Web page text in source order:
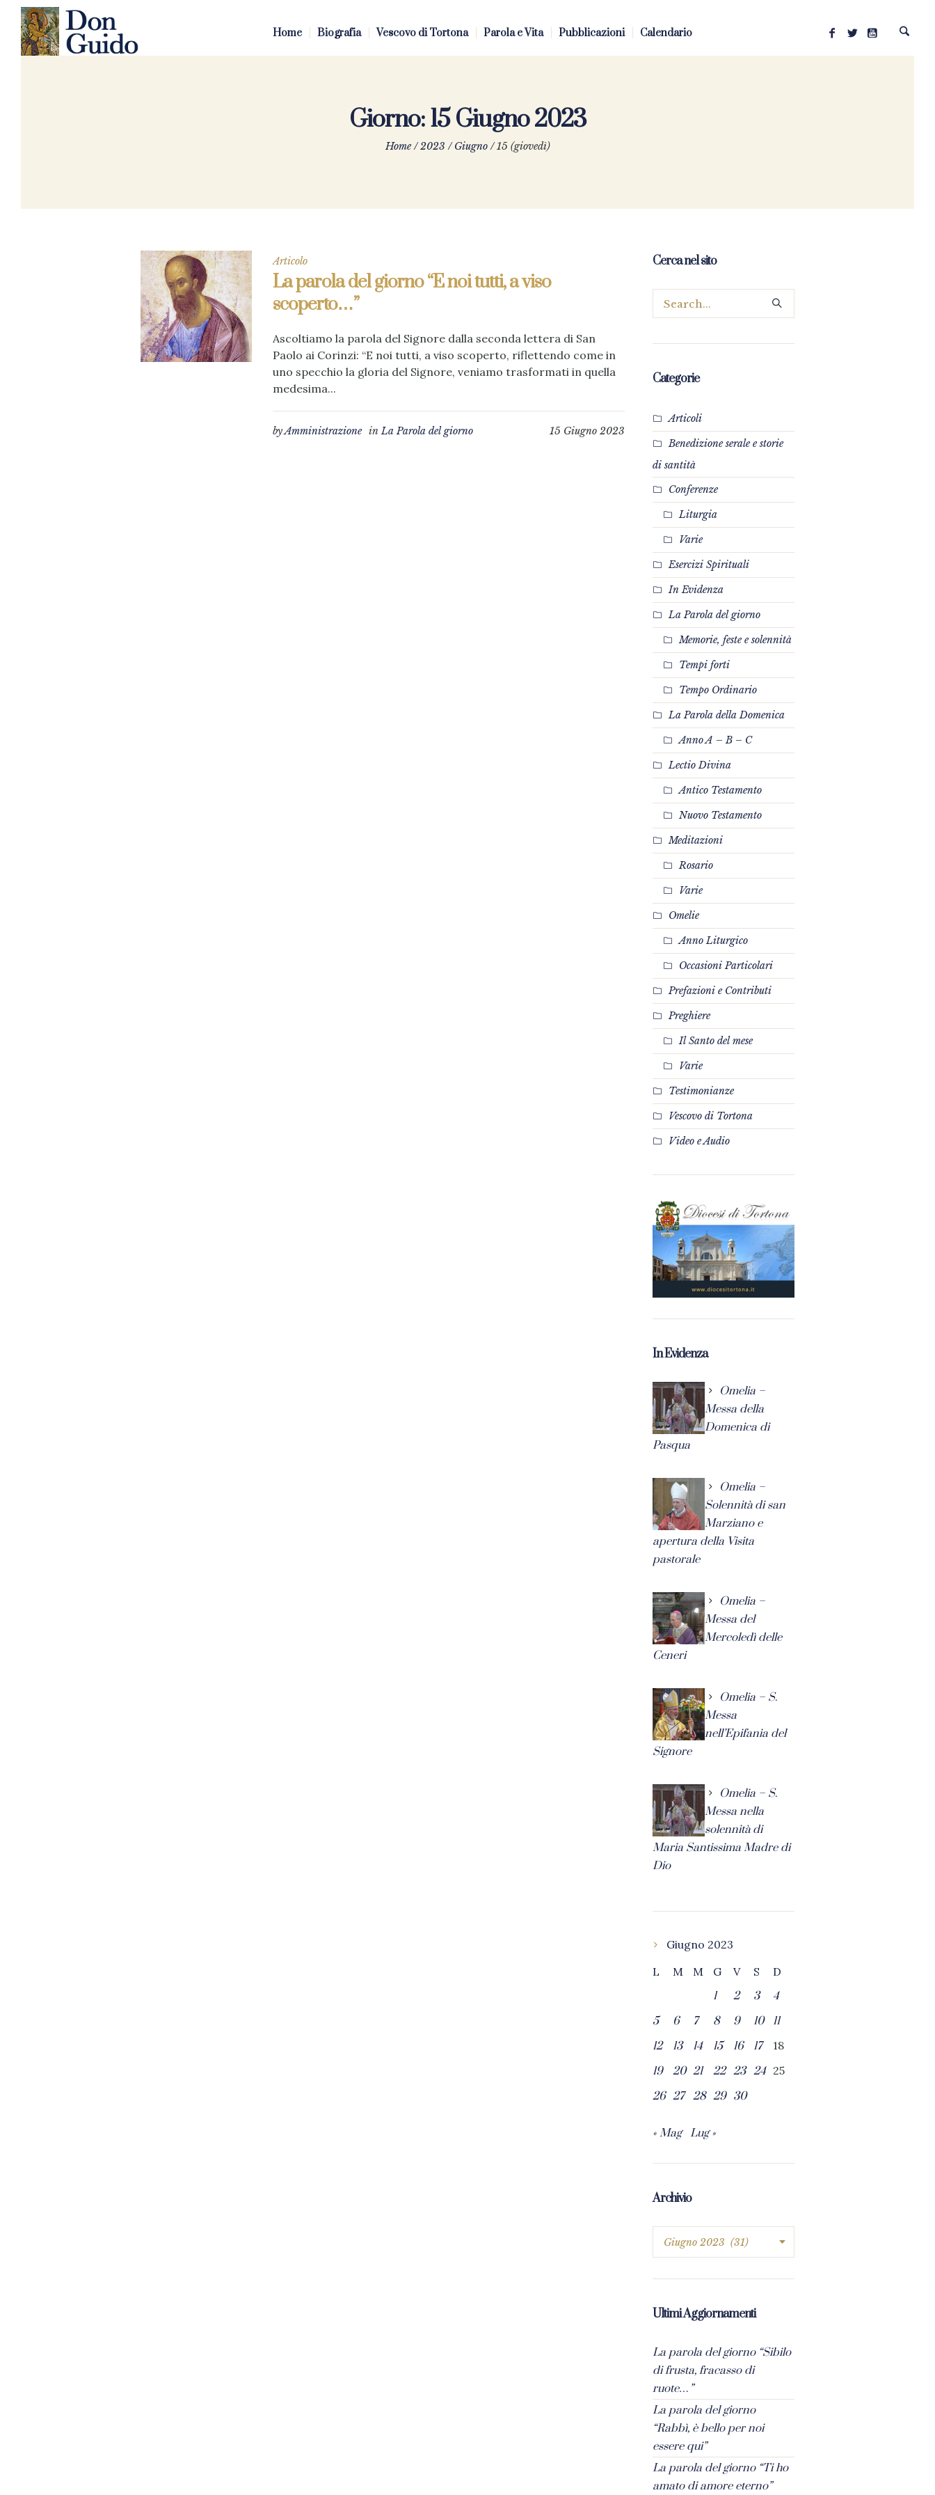
Home Biografia Vescovo di Tortona Parola e Vita Pubblicazioni Calendario
Giorno:15 Giugno 2023
Home /2023 /Giugno /15 (giovedì)
Articolo
La parola del giorno “E noi tutti, a viso
scoperto…”
Ascoltiamo la parola del Signore dalla seconda lettera di San
Paolo ai Corinzi: “E noi tutti, a viso scoperto, riflettendo come in
uno specchio la gloria del Signore, veniamo trasformati in quella
medesima...
15 Giugno 2023
byAmministrazione inLa Parola del giorno
Cerca nel sito
Categorie
Articoli
Benedizione serale e storie
di santità
Conferenze
Liturgia
Varie
Esercizi Spirituali
In Evidenza
La Parola del giorno
Memorie, feste e solennità
Tempi forti
Tempo Ordinario
La Parola della Domenica
Anno A – B – C
Lectio Divina
Antico Testamento
Nuovo Testamento
Meditazioni
Rosario
Varie
Omelie
Anno Liturgico
Occasioni Particolari
Prefazioni e Contributi
Preghiere
Il Santo del mese
Varie
Testimonianze
Vescovo di Tortona
Video e Audio
In Evidenza
Omelia –
Messa della
Domenica di
Pasqua
Omelia –
Solennità di san
Marziano e
apertura della Visita
pastorale
Omelia –
Messa del
Mercoledì delle
Ceneri
Omelia – S.
Messa
nell’Epifania del
Signore
Omelia – S.
Messa nella
solennità di
Maria Santissima Madre di
Dio
Giugno 2023
L
M M G V S
D
1
2 3
4
5
6 7 8 9 10
11
12
13 14 15 16 17
18
19
20 21 22 23 24 25
26 27 28 29 30
« Mag Lug »
Archivio
Ultimi Aggiornamenti
La parola del giorno “Sibilo
di frusta, fracasso di
ruote…”
La parola del giorno
“Rabbì, è bello per noi
essere qui”
La parola del giorno “Ti ho
amato di amore eterno”